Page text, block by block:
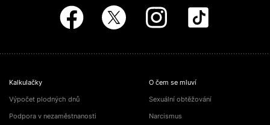
Kalkulačky
Výpočet plodných dnů
Podpora v nezaměstnanosti
O čem se mluví
Sexuální obtěžování
Narcismus